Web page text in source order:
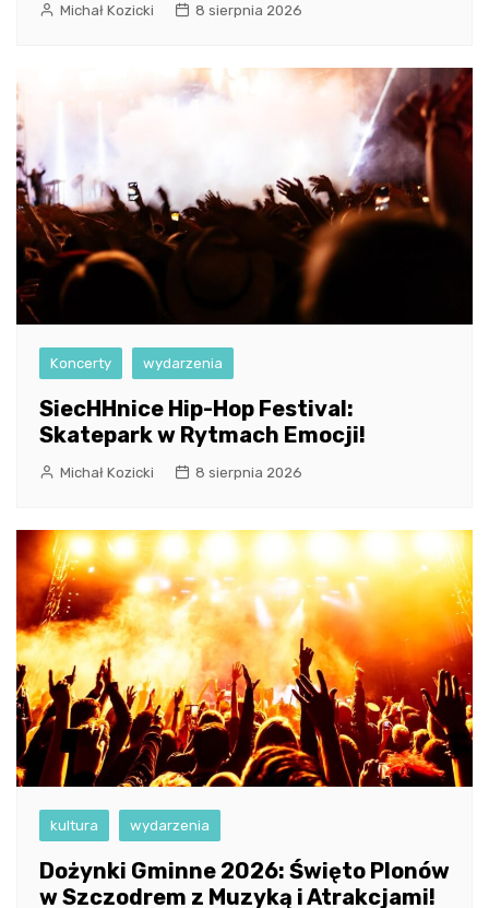
Michał Kozicki 8 sierpnia 2026
Koncerty wydarzenia
SiecHHnice Hip-Hop Festival:
Skatepark w Rytmach Emocji!
Michał Kozicki 8 sierpnia 2026
kultura wydarzenia
Dożynki Gminne 2026: Święto Plonów
w Szczodrem z Muzyką i Atrakcjami!